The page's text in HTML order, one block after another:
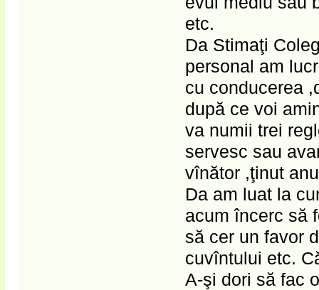
etc.
Da Stimaţi
personal am
cu conducerea
după ce voi
va numii trei
servesc sau
vînător ,ţinut
Da am luat la
acum încerc să
să cer un favor
cuvîntului etc.
A-şi dori să fac